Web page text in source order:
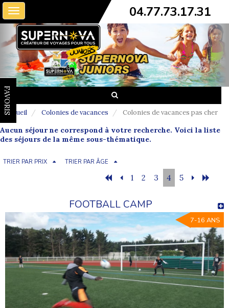
Toggle
navigation
04.77.73.17.31
FAVORIS
Accueil Colonies de vacances Colonies de vacances pas cher
Aucun séjour ne correspond à votre recherche. Voici la liste
des séjours de la même sous-thématique.
TRIER PAR PRIX TRIER PAR ÂGE
1 2 3 4 5
FOOTBALL CAMP
7-16 ANS